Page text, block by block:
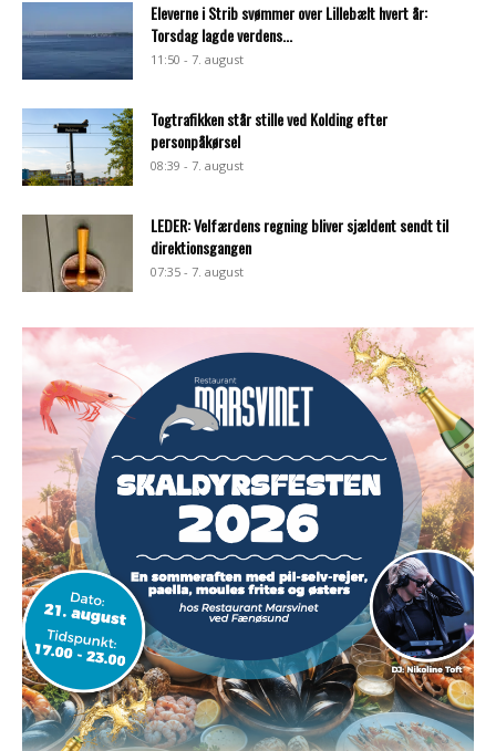
Eleverne i Strib svømmer over Lillebælt hvert år:
Torsdag lagde verdens...
11:50 - 7. august
Togtrafikken står stille ved Kolding efter
personpåkørsel
08:39 - 7. august
LEDER: Velfærdens regning bliver sjældent sendt til
direktionsgangen
07:35 - 7. august